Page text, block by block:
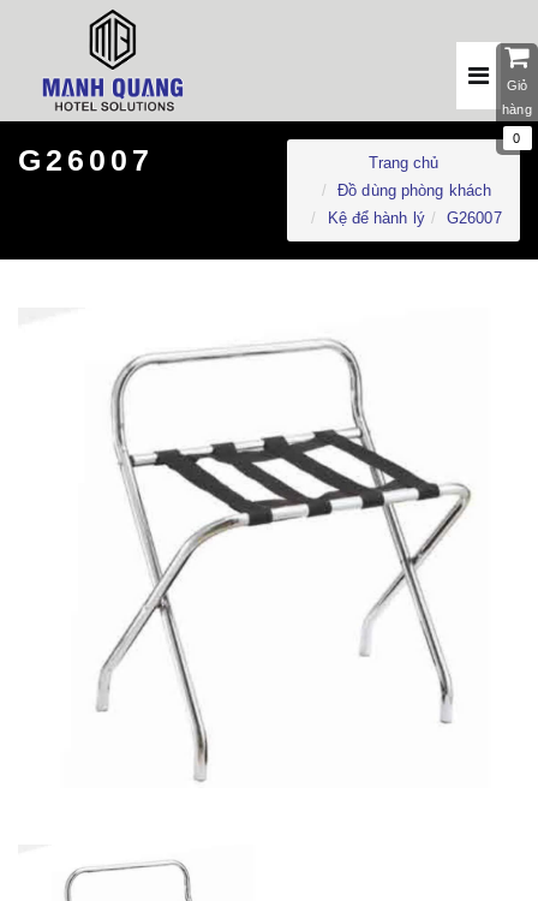
Giỏ
hàng
0
G26007
Trang chủ
Đồ dùng phòng khách
Kệ để hành lý
G26007